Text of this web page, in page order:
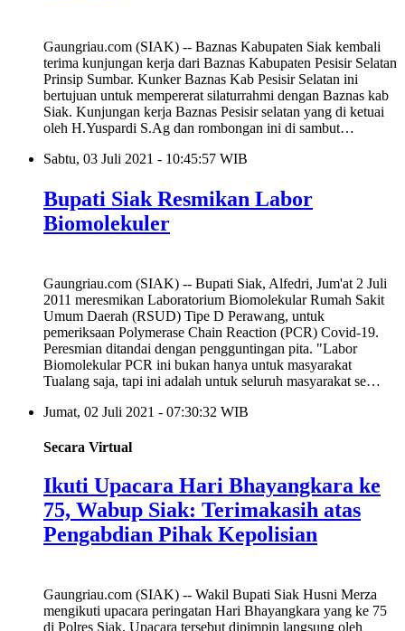
Gaungriau.com (SIAK) -- Baznas Kabupaten Siak kembali
terima kunjungan kerja dari Baznas Kabupaten Pesisir Selatan
Prinsip Sumbar. Kunker Baznas Kab Pesisir Selatan ini
bertujuan untuk mempererat silaturrahmi dengan Baznas kab
Siak. Kunjungan kerja Baznas Pesisir selatan yang di ketuai
oleh H.Yuspardi S.Ag dan rombongan ini di sambut…
Sabtu, 03 Juli 2021 - 10:45:57 WIB
Bupati Siak Resmikan Labor
Biomolekuler
Gaungriau.com (SIAK) -- Bupati Siak, Alfedri, Jum'at 2 Juli
2011 meresmikan Laboratorium Biomolekular Rumah Sakit
Umum Daerah (RSUD) Tipe D Perawang, untuk
pemeriksaan Polymerase Chain Reaction (PCR) Covid-19.
Peresmian ditandai dengan pengguntingan pita. "Labor
Biomolekular PCR ini bukan hanya untuk masyarakat
Tualang saja, tapi ini adalah untuk seluruh masyarakat se…
Jumat, 02 Juli 2021 - 07:30:32 WIB
Secara Virtual
Ikuti Upacara Hari Bhayangkara ke
75, Wabup Siak: Terimakasih atas
Pengabdian Pihak Kepolisian
Gaungriau.com (SIAK) -- Wakil Bupati Siak Husni Merza
mengikuti upacara peringatan Hari Bhayangkara yang ke 75
di Polres Siak. Upacara tersebut dipimpin langsung oleh